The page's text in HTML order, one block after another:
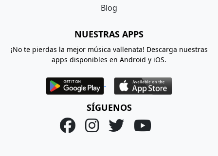
Blog
NUESTRAS APPS
¡No te pierdas la mejor música vallenata! Descarga nuestras
apps disponibles en Android y iOS.
SÍGUENOS